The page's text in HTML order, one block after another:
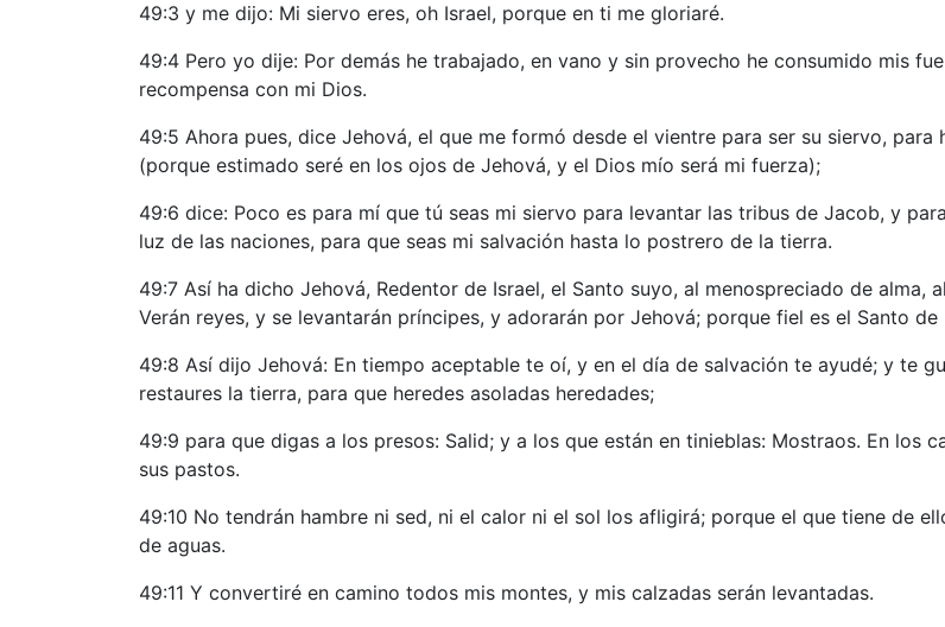
49:3 y me dijo: Mi siervo eres, oh Israel, porque en ti me gloriaré.
49:4 Pero yo dije: Por demás he trabajado, en vano y sin provecho he consumido mis
recompensa con mi Dios.
49:5 Ahora pues, dice Jehová, el que me formó desde el vientre para ser su siervo,
(porque estimado seré en los ojos de Jehová, y el Dios mío será mi fuerza);
49:6 dice: Poco es para mí que tú seas mi siervo para levantar las tribus de Jacob, y
luz de las naciones, para que seas mi salvación hasta lo postrero de la tierra.
49:7 Así ha dicho Jehová, Redentor de Israel, el Santo suyo, al menospreciado de alma,
Verán reyes, y se levantarán príncipes, y adorarán por Jehová; porque fiel es el Santo
49:8 Así dijo Jehová: En tiempo aceptable te oí, y en el día de salvación te ayudé; y te
restaures la tierra, para que heredes asoladas heredades;
49:9 para que digas a los presos: Salid; y a los que están en tinieblas: Mostraos. En los
sus pastos.
49:10 No tendrán hambre ni sed, ni el calor ni el sol los afligirá; porque el que tiene de
de aguas.
49:11 Y convertiré en camino todos mis montes, y mis calzadas serán levantadas.